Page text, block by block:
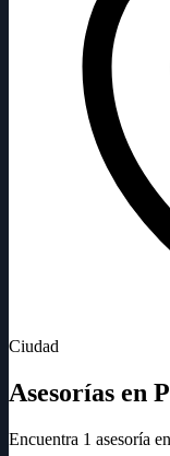
Ciudad
Asesorías en
Encuentra 1 asesoría